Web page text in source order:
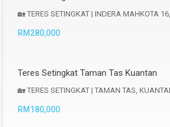
🏡 TERES SETINGKAT | INDERA MAHKOTA
RM280,000
Teres Setingkat Taman Tas Kuantan
🏡 TERES SETINGKAT | TAMAN TAS,
RM180,000